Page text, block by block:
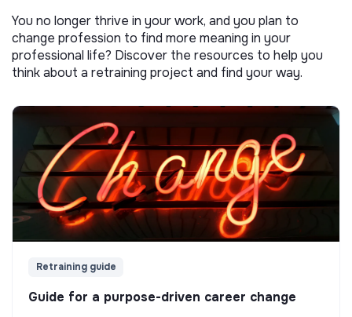
You no longer thrive in your work, and you plan to
change profession to find more meaning in your
professional life? Discover the resources to help you
think about a retraining project and find your way.
Retraining guide
Guide for a purpose-driven career change